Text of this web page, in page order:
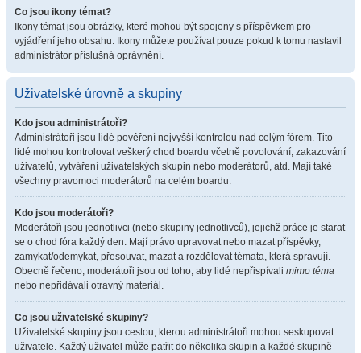
Co jsou ikony témat?
Ikony témat jsou obrázky, které mohou být spojeny s příspěvkem pro
vyjádření jeho obsahu. Ikony můžete používat pouze pokud k tomu nastavil
administrátor příslušná oprávnění.
Uživatelské úrovně a skupiny
Kdo jsou administrátoři?
Administrátoři jsou lidé pověření nejvyšší kontrolou nad celým fórem. Tito
lidé mohou kontrolovat veškerý chod boardu včetně povolování, zakazování
uživatelů, vytváření uživatelských skupin nebo moderátorů, atd. Mají také
všechny pravomoci moderátorů na celém boardu.
Kdo jsou moderátoři?
Moderátoři jsou jednotlivci (nebo skupiny jednotlivců), jejichž práce je starat
se o chod fóra každý den. Mají právo upravovat nebo mazat příspěvky,
zamykat/odemykat, přesouvat, mazat a rozdělovat témata, která spravují.
Obecně řečeno, moderátoři jsou od toho, aby lidé nepřispívali mimo téma
nebo nepřidávali otravný materiál.
Co jsou uživatelské skupiny?
Uživatelské skupiny jsou cestou, kterou administrátoři mohou seskupovat
uživatele. Každý uživatel může patřit do několika skupin a každé skupině